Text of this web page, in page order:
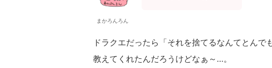
まかろんろん
ドラクエだったら「それを捨てるなんてとんで
教えてくれたんだろうけどなぁ～…。